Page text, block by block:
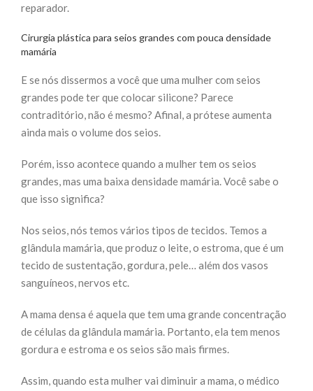
reparador.
Cirurgia plástica para seios grandes com pouca densidade
mamária
E se nós dissermos a você que uma mulher com seios
grandes pode ter que colocar silicone? Parece
contraditório, não é mesmo? Afinal, a prótese aumenta
ainda mais o volume dos seios.
Porém, isso acontece quando a mulher tem os seios
grandes, mas uma baixa densidade mamária. Você sabe o
que isso significa?
Nos seios, nós temos vários tipos de tecidos. Temos a
glândula mamária, que produz o leite, o estroma, que é um
tecido de sustentação, gordura, pele… além dos vasos
sanguíneos, nervos etc.
A mama densa é aquela que tem uma grande concentração
de células da glândula mamária. Portanto, ela tem menos
gordura e estroma e os seios são mais firmes.
Assim, quando esta mulher vai diminuir a mama, o médico